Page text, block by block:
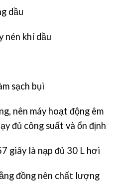
dầu
nén khí dầu
sạch bụi
nên máy hoạt động êm
đủ công suất và ổn định
giây là nạp đủ 30 L hơi
đồng nên chất lượng